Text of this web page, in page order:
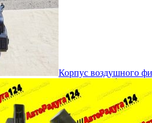
Корпус воздушного